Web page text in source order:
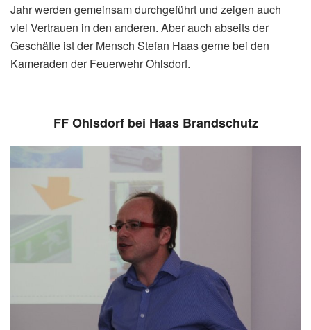
Jahr werden gemeinsam durchgeführt und zeigen auch
viel Vertrauen in den anderen. Aber auch abseits der
Geschäfte ist der Mensch Stefan Haas gerne bei den
Kameraden der Feuerwehr Ohlsdorf.
FF Ohlsdorf bei Haas Brandschutz